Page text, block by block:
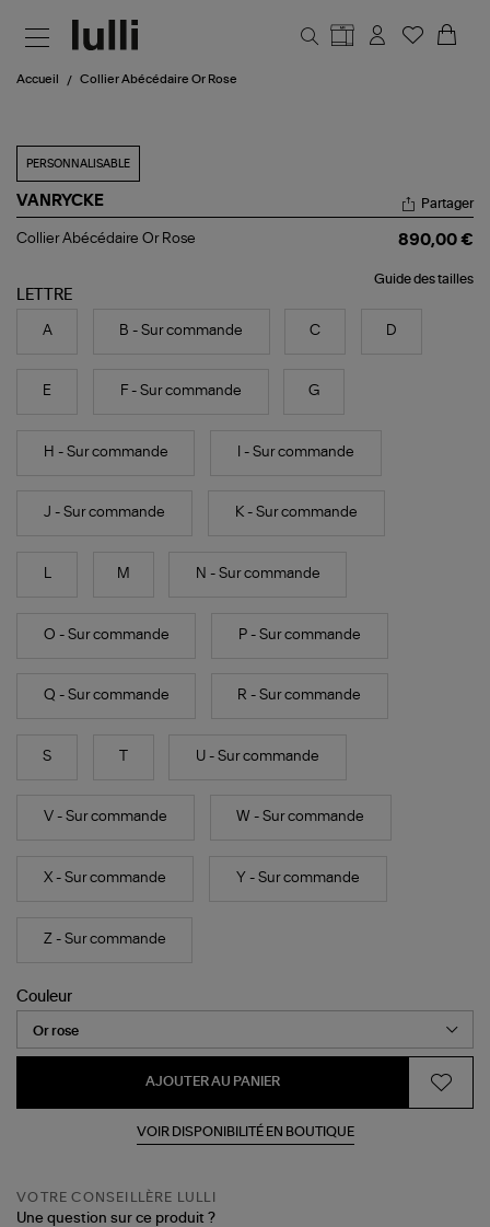
Accueil Collier Abécédaire Or Rose
PERSONNALISABLE
VANRYCKE
Collier
Rose
Partager
Collier Abécédaire Or Rose 890,00 €
Guide des tailles
LETTRE
A B - Sur commande C D
E F - Sur commande G
H - Sur commande I - Sur commande
J - Sur commande K - Sur commande
L M N - Sur commande
O - Sur commande P - Sur commande
Q - Sur commande R - Sur commande
S U - Sur commande
V - Sur commande W - Sur commande
X - Sur commande Y - Sur commande
Z - Sur commande
Couleur
AJOUTER AU PANIER
VOIR DISPONIBILITÉ EN BOUTIQUE
VOTRE CONSEILLÈRE LULLI
Une question sur ce produit ?